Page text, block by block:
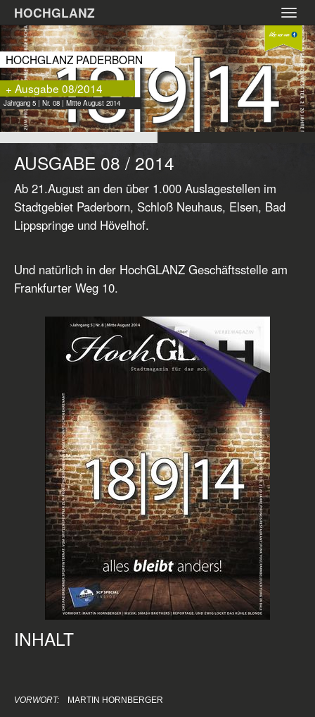
Zum
Hauptinhalt
springen
HOCHGLANZ
HOCHGLANZ PADERBORN
+ Ausgabe 08/2014
Jahrgang 5 | Nr. 08 | Mitte August 2014
AUSGABE 08 / 2014
Ab 21.August an den über 1.000 Auslagestellen im
Stadtgebiet Paderborn, Schloß Neuhaus, Elsen, Bad
Lippspringe und Hövelhof.
Und natürlich in der HochGLANZ Geschäftsstelle am
Frankfurter Weg 10.
INHALT
VORWORT: MARTIN HORNBERGER